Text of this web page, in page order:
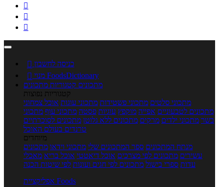



 כניסה לחשבון

מנוי FoodsDictionary
מתכונים קטגוריות מתכונים
קטגוריות נפוצות
מתכוני סלטים מתכוני פשטידות מתכוני עוגות אוכל צמחוני
מתכונים לטבעוניים אפייה מוקפץ עוגיות פסטה מתכוני עוף מתכוני
בשר מתכוני ילדים מרקים מתכונים ללא גלוטן מתכונים לסוכרתיים
טרנדים בעולם האוכל
מיוחדים
מנתח המתכונים ספר המתכונים שלי מתכוני וידאו מתכונים
עשירים מתכונים לפי מצרכים אוכל דיאטטי אוכל בריא מאכלי
עדות ספרי בישול מתכונים לפי חגים ועונות לפי שיטות הכנה
אפליקציית Foods